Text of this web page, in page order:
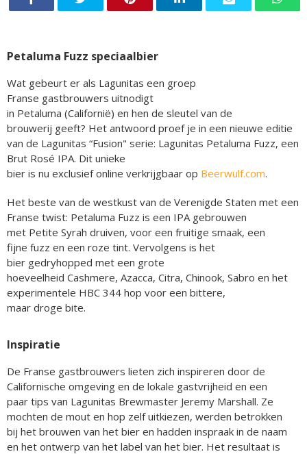
Petaluma Fuzz speciaalbier
Wat gebeurt er als Lagunitas een groep
Franse gastbrouwers uitnodigt
in Petaluma (Californië) en hen de sleutel van de
brouwerij geeft? Het antwoord proef je in een nieuwe editie
van de Lagunitas “Fusion" serie: Lagunitas Petaluma Fuzz, een
Brut Rosé IPA. Dit unieke
bier is nu exclusief online verkrijgbaar op Beerwulf.com.
Het beste van de westkust van de Verenigde Staten met een
Franse twist: Petaluma Fuzz is een IPA gebrouwen
met Petite Syrah druiven, voor een fruitige smaak, een
fijne fuzz en een roze tint. Vervolgens is het
bier gedryhopped met een grote
hoeveelheid Cashmere, Azacca, Citra, Chinook, Sabro en het
experimentele HBC 344 hop voor een bittere,
maar droge bite.
Inspiratie
De Franse gastbrouwers lieten zich inspireren door de
Californische omgeving en de lokale gastvrijheid en een
paar tips van Lagunitas Brewmaster Jeremy Marshall. Ze
mochten de mout en hop zelf uitkiezen, werden betrokken
bij het brouwen van het bier en hadden inspraak in de naam
en het ontwerp van het label van het bier. Het resultaat is